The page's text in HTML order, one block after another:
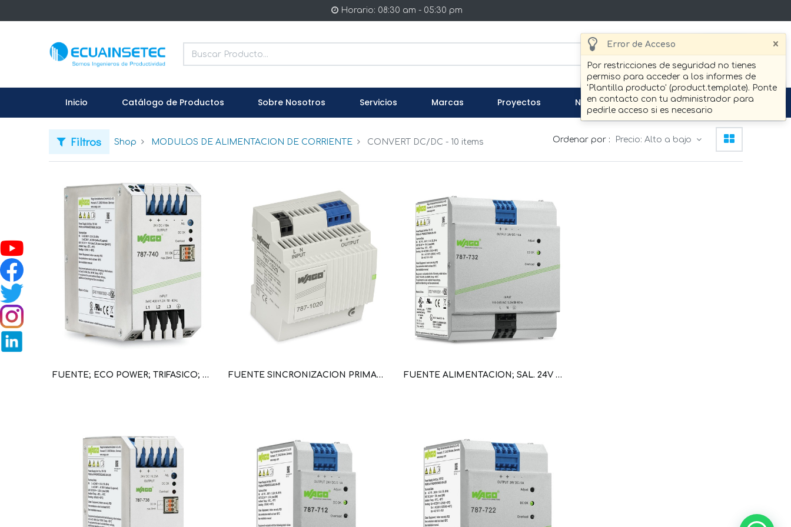
Error de Acceso ×
Por restricciones de seguridad no tienes
permiso para acceder a los informes de
'Plantilla producto' (product.template). Ponte
en contacto con tu administrador para
pedirle acceso si es necesario
Horario: 08:30 am - 05:30 pm
Buscar
Inicio Catálogo de Productos Sobre Nosotros Servicios Marcas Proyectos Noticias Contáctenos
Filtros Shop MODULOS DE ALIMENTACION DE CORRIENTE CONVERT DC/DC - 10 items Ordenar por : Precio: Alto a bajo
FUENTE; ECO POWER; TRIFASICO; 24 V DC; 6.25 A (WAG100766 / 787-738) FUENTE SINCRONIZACION PRIMARIA EPSITRON® COMPACT POWER; MONOFASICO; TENSION DE SALIDA 5 V DC; 5,5 A (WAG100597 / 787-1020) FUENTE ALIMENTACION; SAL. 24V DC; 5A; PROTEC CON. EN PARALELO, CORTOCIRCUITO; AJUSTE SAL; LED (WAG100607 / 787-722)